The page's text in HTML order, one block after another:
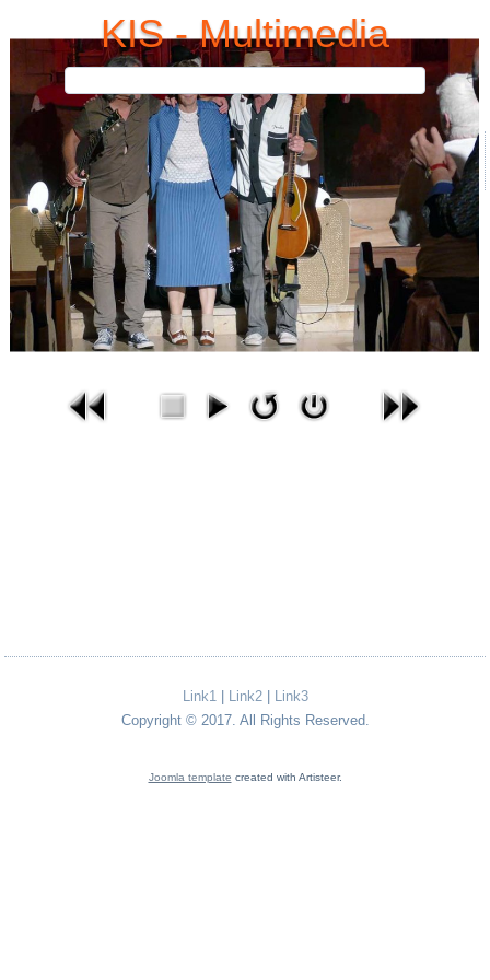
KIS - Multimedia
Bilder-Gallerie
Aktuelle Seite:Startseite Bildergallerie
Link1 Link2|
Link3
Copyright © 2017. All Rights Reserved.
Joomla template created with Artisteer.